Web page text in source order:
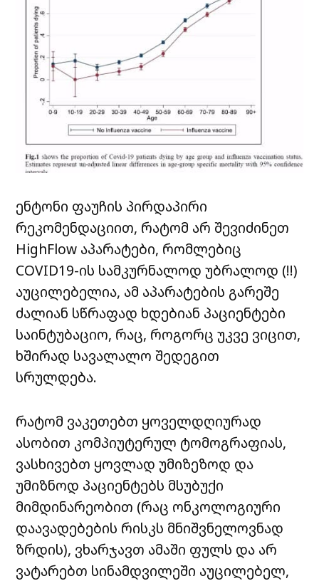
ენტონი ფაუჩის პირდაპირი
რეკომენდაციით, რატომ არ შევიძინეთ
HighFlow აპარატები, რომლებიც
COVID19-ის სამკურნალოდ უბრალოდ (!!)
აუცილებელია, ამ აპარატების გარეშე
ძალიან სწრაფად ხდებიან პაციენტები
საინტუბაციო, რაც, როგორც უკვე ვიცით,
ხშირად სავალალო შედეგით
სრულდება.
რატომ ვაკეთებთ ყოველდღიურად
ასობით კომპიუტერულ ტომოგრაფიას,
ვასხივებთ ყოვლად უმიზეზოდ და
უმიზნოდ პაციენტებს მსუბუქი
მიმდინარეობით (რაც ონკოლოგიური
დაავადებების რისკს მნიშვნელოვნად
ზრდის), ვხარჯავთ ამაში ფულს და არ
ვატარებთ სინამდვილეში აუცილებელ,